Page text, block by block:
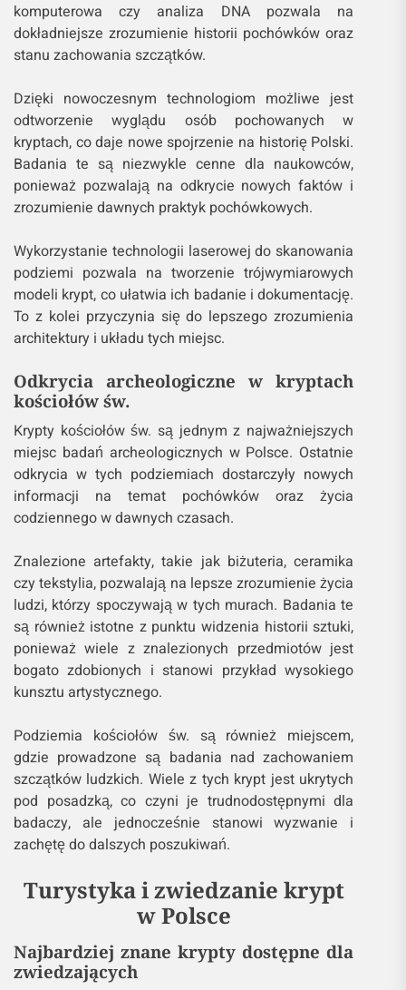
komputerowa czy analiza DNA pozwala na
dokładniejsze zrozumienie historii pochówków oraz
stanu zachowania szczątków.
Dzięki nowoczesnym technologiom możliwe jest
odtworzenie wyglądu osób pochowanych w
kryptach, co daje nowe spojrzenie na historię Polski.
Badania te są niezwykle cenne dla naukowców,
ponieważ pozwalają na odkrycie nowych faktów i
zrozumienie dawnych praktyk pochówkowych.
Wykorzystanie technologii laserowej do skanowania
podziemi pozwala na tworzenie trójwymiarowych
modeli krypt, co ułatwia ich badanie i dokumentację.
To z kolei przyczynia się do lepszego zrozumienia
architektury i układu tych miejsc.
Odkrycia archeologiczne w kryptach
kościołów św.
Krypty kościołów św. są jednym z najważniejszych
miejsc badań archeologicznych w Polsce. Ostatnie
odkrycia w tych podziemiach dostarczyły nowych
informacji na temat pochówków oraz życia
codziennego w dawnych czasach.
Znalezione artefakty, takie jak biżuteria, ceramika
czy tekstylia, pozwalają na lepsze zrozumienie życia
ludzi, którzy spoczywają w tych murach. Badania te
są również istotne z punktu widzenia historii sztuki,
ponieważ wiele z znalezionych przedmiotów jest
bogato zdobionych i stanowi przykład wysokiego
kunsztu artystycznego.
Podziemia kościołów św. są również miejscem,
gdzie prowadzone są badania nad zachowaniem
szczątków ludzkich. Wiele z tych krypt jest ukrytych
pod posadzką, co czyni je trudnodostępnymi dla
badaczy, ale jednocześnie stanowi wyzwanie i
zachętę do dalszych poszukiwań.
Turystyka i zwiedzanie krypt
w Polsce
Najbardziej znane krypty dostępne dla
zwiedzających